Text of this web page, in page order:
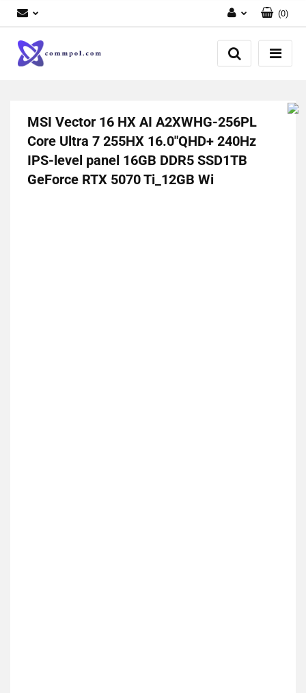
Zaloguj się
Zarejestruj się
(0)
MSI Vector 16 HX AI A2XWHG-256PL
Core Ultra 7 255HX 16.0"QHD+ 240Hz
IPS-level panel 16GB DDR5 SSD1TB
GeForce RTX 5070 Ti_12GB Wi